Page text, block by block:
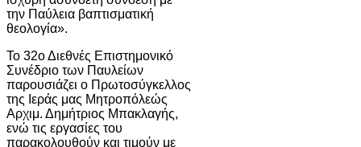
την Παύλεια βαπτισματική
θεολογία».
Το 32ο Διεθνές Επιστημονικό
Συνέδριο των Παυλείων
παρουσιάζει ο Πρωτοσύγκελλος
της Ιεράς μας Μητροπόλεώς
Αρχιμ. Δημήτριος Μπακλαγής,
ενώ τις εργασίες του
παρακολουθούν και τιμούν με